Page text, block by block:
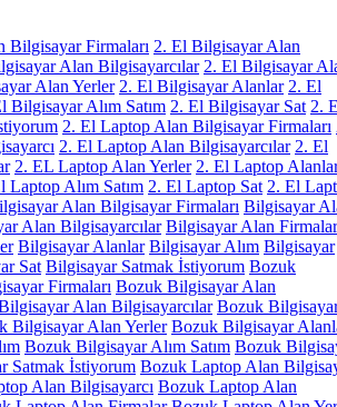
Bilgisayar Firmaları 2. El Bilgisayar Alan
Alan Bilgisayarcılar 2. El Bilgisayar
Alan Yerler 2. El Bilgisayar Alanlar 2. El
Bilgisayar Alım Satım 2. El Bilgisayar Sat 2.
2. El Laptop Alan Bilgisayar Firmaları
2. El Laptop Alan Bilgisayarcılar 2. El
2. EL Laptop Alan Yerler 2. El Laptop
Laptop Alım Satım 2. El Laptop Sat 2. El
Alan Bilgisayar Firmaları Bilgisayar
Alan Bilgisayarcılar Bilgisayar Alan Firmalar
Bilgisayar Alanlar Bilgisayar Alım Bilgisayar
Sat Bilgisayar Satmak İstiyorum Bozuk
Firmaları Bozuk Bilgisayar Alan
Alan Bilgisayarcılar Bozuk
Bilgisayar Alan Yerler Bozuk Bilgisayar
Bozuk Bilgisayar Alım Satım Bozuk
Satmak İstiyorum Bozuk Laptop Alan
Alan Bilgisayarcı Bozuk Laptop Alan